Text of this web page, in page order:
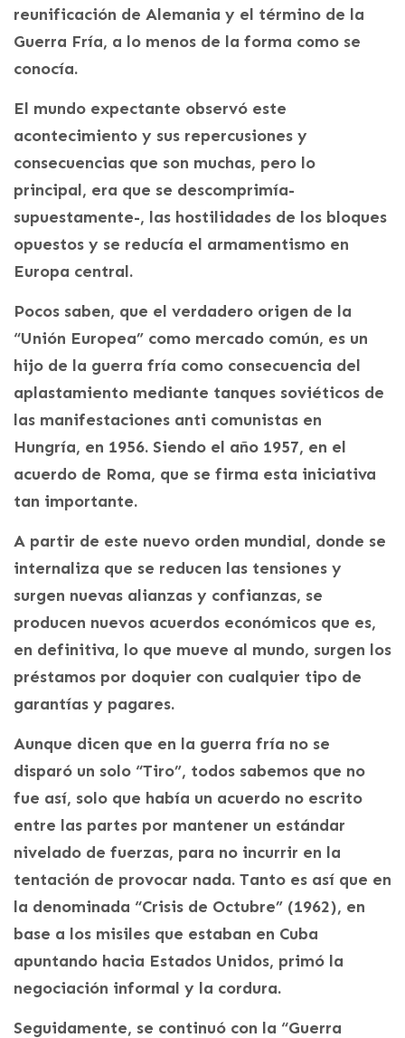
reunificación de Alemania y el término de la
Guerra Fría, a lo menos de la forma como se
conocía.
El mundo expectante observó este
acontecimiento y sus repercusiones y
consecuencias que son muchas, pero lo
principal, era que se descomprimía-
supuestamente-, las hostilidades de los bloques
opuestos y se reducía el armamentismo en
Europa central.
Pocos saben, que el verdadero origen de la
“Unión Europea” como mercado común, es un
hijo de la guerra fría como consecuencia del
aplastamiento mediante tanques soviéticos de
las manifestaciones anti comunistas en
Hungría, en 1956. Siendo el año 1957, en el
acuerdo de Roma, que se firma esta iniciativa
tan importante.
A partir de este nuevo orden mundial, donde se
internaliza que se reducen las tensiones y
surgen nuevas alianzas y confianzas, se
producen nuevos acuerdos económicos que es,
en definitiva, lo que mueve al mundo, surgen los
préstamos por doquier con cualquier tipo de
garantías y pagares.
Aunque dicen que en la guerra fría no se
disparó un solo “Tiro”, todos sabemos que no
fue así, solo que había un acuerdo no escrito
entre las partes por mantener un estándar
nivelado de fuerzas, para no incurrir en la
tentación de provocar nada. Tanto es así que en
la denominada “Crisis de Octubre” (1962), en
base a los misiles que estaban en Cuba
apuntando hacia Estados Unidos, primó la
negociación informal y la cordura.
Seguidamente, se continuó con la “Guerra